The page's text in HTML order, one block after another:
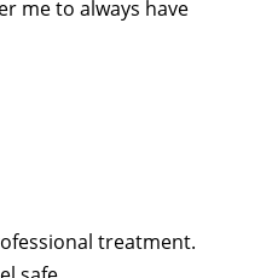
me to always have
treatment.